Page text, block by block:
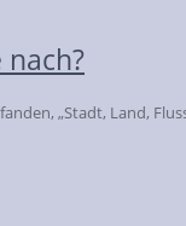
„Stadt, Land,